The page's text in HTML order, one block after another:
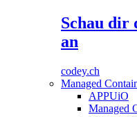
Schau dir
an
codey.ch
Managed
APPUiO
Managed